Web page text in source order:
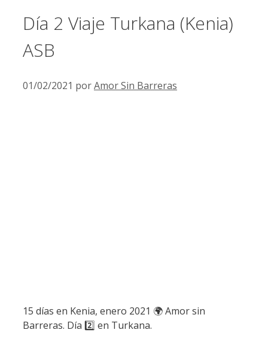
Día 2 Viaje Turkana (Kenia)
ASB
01/02/2021 porAmor Sin Barreras
15 días en Kenia, enero 2021 🌍 Amor sin
Barreras. Día 2️⃣ en Turkana.